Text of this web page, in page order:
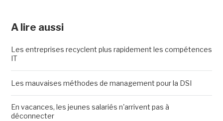
A lire aussi
Les entreprises recyclent plus rapidement les compétences
IT
Les mauvaises méthodes de management pour la DSI
En vacances, les jeunes salariés n'arrivent pas à
déconnecter